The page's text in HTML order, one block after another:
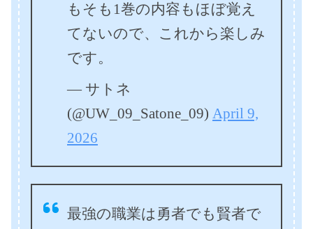
もそも1巻の内容もほぼ覚え
てないので、これから楽しみ
です。
— サトネ
(@UW_09_Satone_09) April 9,
2026
最強の職業は勇者でも賢者で